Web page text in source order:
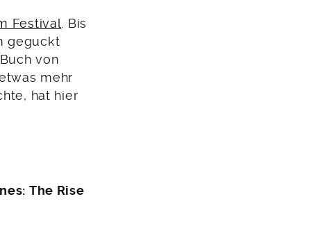
Festival. Bis
geguckt
von
mehr
hat hier
The Rise